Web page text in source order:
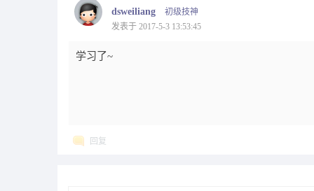
dsweiliang
初级技神
发表于 2017-5-3 13:53:45
学习了~
回复